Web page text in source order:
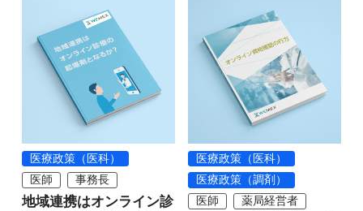
医療政策（医科）
医師
事務長
地域連携はオンライン診
医療政策（医科）
医療政策（調剤）
医師
薬局経営者